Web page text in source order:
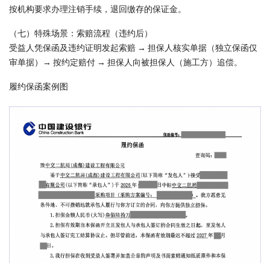
按机构要求办理注销手续，退回缴存的保证金。
（七）特殊场景：索赔流程（违约后）
受益人凭保函及违约证明发起索赔 → 担保人核实单据（独立保函仅
审单据）→ 按约定赔付 → 担保人向被担保人（施工方）追偿。
履约保函案例图